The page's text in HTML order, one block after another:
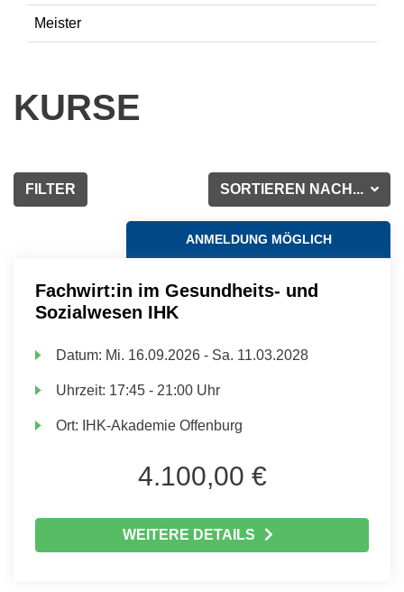
Meister
KURSE
SORTIEREN NACH...
FILTER
ANMELDUNG MÖGLICH
Fachwirt:in im Gesundheits- und
Sozialwesen IHK
Datum: Mi. 16.09.2026 - Sa. 11.03.2028
Uhrzeit: 17:45 - 21:00 Uhr
Ort: IHK-Akademie Offenburg
4.100,00 €
WEITERE DETAILS